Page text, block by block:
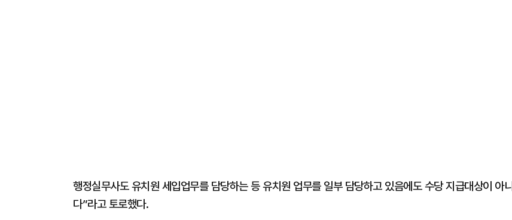
행정실무사도 유치원 세입업무를 담당하는 등 유치원 업무를 일부 담당하고 있음에도 수당 지급대상이 아니
다”라고 토로했다.